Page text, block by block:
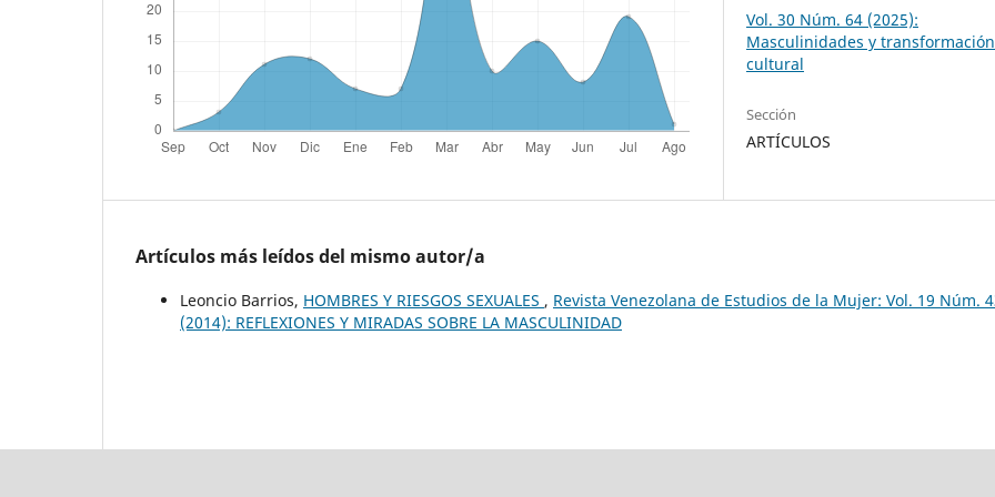
Vol. 30 Núm. 64 (2025):
Masculinidades y transformación
cultural
Sección
ARTÍCULOS
Artículos más leídos del mismo autor/a
Leoncio Barrios, HOMBRES Y RIESGOS SEXUALES , Revista Venezolana de Estudios de la Mujer: Vol. 19 Núm.
(2014): REFLEXIONES Y MIRADAS SOBRE LA MASCULINIDAD